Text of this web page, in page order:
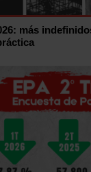
más